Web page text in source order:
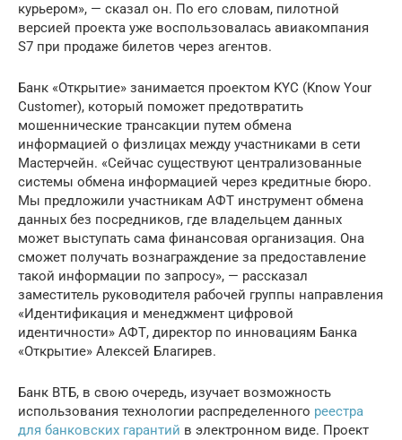
курьером», — сказал он. По его словам, пилотной
версией проекта уже воспользовалась авиакомпания
S7 при продаже билетов через агентов.
Банк «Открытие» занимается проектом KYC (Know Your
Customer), который поможет предотвратить
мошеннические трансакции путем обмена
информацией о физлицах между участниками в сети
Мастерчейн. «Сейчас существуют централизованные
системы обмена информацией через кредитные бюро.
Мы предложили участникам АФТ инструмент обмена
данных без посредников, где владельцем данных
может выступать сама финансовая организация. Она
сможет получать вознаграждение за предоставление
такой информации по запросу», — рассказал
заместитель руководителя рабочей группы направления
«Идентификация и менеджмент цифровой
идентичности» АФТ, директор по инновациям Банка
«Открытие» Алексей Благирев.
Банк ВТБ, в свою очередь, изучает возможность
использования технологии распределенного реестра
для банковских гарантий в электронном виде. Проект